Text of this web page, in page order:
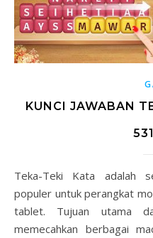
KUNCI JAWABAN
Teka-Teki Kata adalah sebuah game teka-teki yang
populer untuk perangkat
tablet. Tujuan utama
memecahkan berbagai